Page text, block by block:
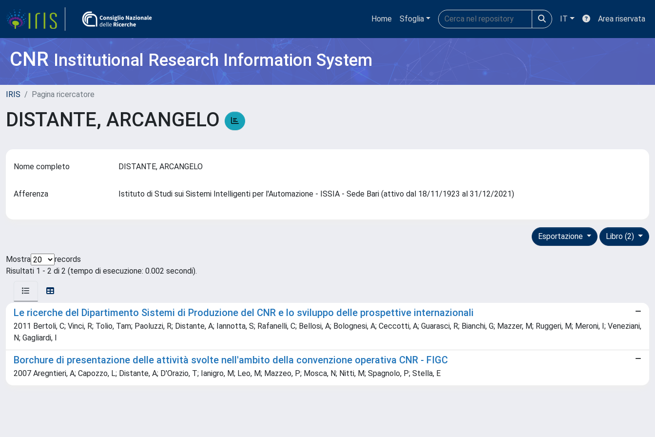
Home Sfoglia IT Area riservata
CNRInstitutional Research Information System
IRIS Pagina ricercatore
DISTANTE, ARCANGELO
Nome completo DISTANTE, ARCANGELO
Afferenza Istituto di Studi sui Sistemi Intelligenti per l'Automazione - ISSIA - Sede Bari (attivo dal 18/11/1923 al 31/12/2021)
Libro (2)
Esportazione
Mostra
records
Risultati 1 - 2 di 2 (tempo di esecuzione: 0.002 secondi).
Le ricerche del Dipartimento Sistemi di Produzione del CNR e lo sviluppo delle prospettive internazionali
2011 Bertoli, C; Vinci, R; Tolio, Tam; Paoluzzi, R; Distante, A; Iannotta, S; Rafanelli, C; Bellosi, A; Bolognesi, A; Ceccotti, A; Guarasci, R; Bianchi, G; Mazzer, M; Ruggeri, M; Meroni, I; Veneziani,
N; Gagliardi, I
Borchure di presentazione delle attività svolte nell'ambito della convenzione operativa CNR - FIGC
2007 Aregntieri, A; Capozzo, L; Distante, A; D'Orazio, T; Ianigro, M; Leo, M; Mazzeo, P; Mosca, N; Nitti, M; Spagnolo, P; Stella, E